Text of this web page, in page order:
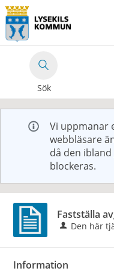
Välkommen
till
e-
tjänster
Lysekils
kommun
Sök
Vi uppmanar
webbläsare
då den
blockeras.
Fastställa
Den här
Information